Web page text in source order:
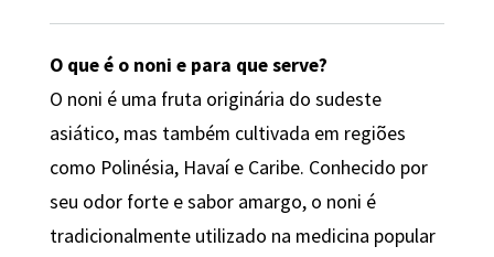
O que é o noni e para que serve?
O noni é uma fruta originária do sudeste
asiático, mas também cultivada em regiões
como Polinésia, Havaí e Caribe. Conhecido por
seu odor forte e sabor amargo, o noni é
tradicionalmente utilizado na medicina popular